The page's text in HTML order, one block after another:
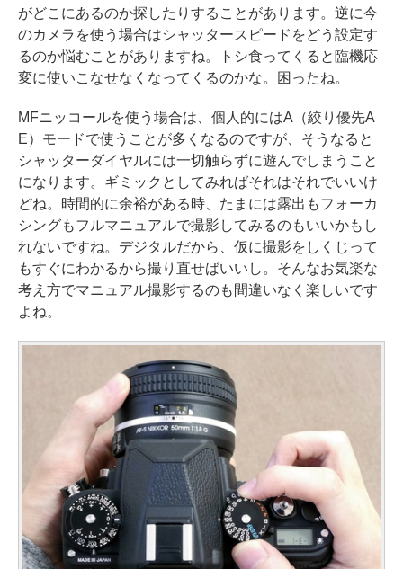
がどこにあるのか探したりすることがあります。逆に今
のカメラを使う場合はシャッタースピードをどう設定す
るのか悩むことがありますね。トシ食ってくると臨機応
変に使いこなせなくなってくるのかな。困ったね。
MFニッコールを使う場合は、個人的にはA（絞り優先A
E）モードで使うことが多くなるのですが、そうなると
シャッターダイヤルには一切触らずに遊んでしまうこと
になります。ギミックとしてみればそれはそれでいいけ
どね。時間的に余裕がある時、たまには露出もフォーカ
シングもフルマニュアルで撮影してみるのもいいかもし
れないですね。デジタルだから、仮に撮影をしくじって
もすぐにわかるから撮り直せばいいし。そんなお気楽な
考え方でマニュアル撮影するのも間違いなく楽しいです
よね。